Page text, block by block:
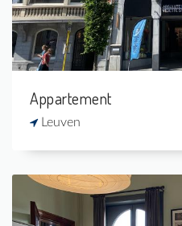
Appartement
Leuven